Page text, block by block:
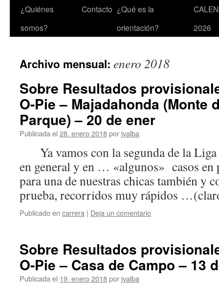
¿Quiénes
somos?
Contacto ¿Qué es la
orientación?
2026
Archivo mensual: enero 2018
Sobre Resultados
O-Pie – Majadahonda (Monte
Parque) – 20 de ener
Publicada el 28. enero 2018por jvalba
Ya vamos con la segunda de la
en general y en … «algunos» casos
para una de nuestras chicas también y
prueba, recorridos muy rápidos
Publicado en carrera | Deja un comentario
Sobre Resultados
O-Pie – Casa de Campo – 13
Publicada el 19. enero 2018por jvalba